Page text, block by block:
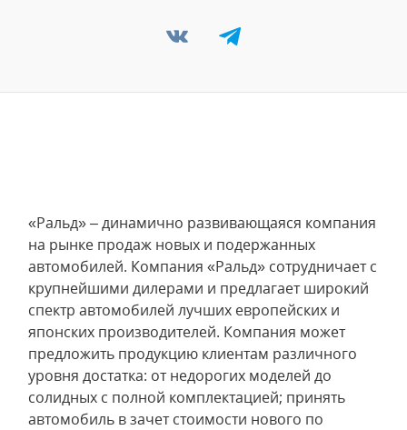
«Ральд» – динамично развивающаяся компания
на рынке продаж новых и подержанных
автомобилей. Компания «Ральд» сотрудничает с
крупнейшими дилерами и предлагает широкий
спектр автомобилей лучших европейских и
японских производителей. Компания может
предложить продукцию клиентам различного
уровня достатка: от недорогих моделей до
солидных с полной комплектацией; принять
автомобиль в зачет стоимости нового по